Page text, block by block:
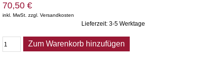
70,50 €
inkl. MwSt. zzgl. Versandkosten
Lieferzeit: 3-5 Werktage
Zum Warenkorb hinzufügen